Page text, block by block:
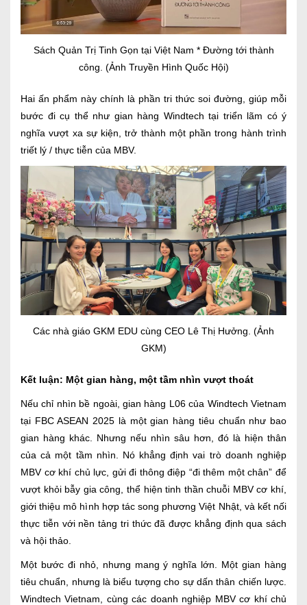
Sách Quản Trị Tinh Gọn tại Việt Nam * Đường tới thành
công. (Ảnh Truyền Hình Quốc Hội)
Hai ấn phẩm này chính là phần tri thức soi đường, giúp mỗi
bước đi cụ thể như gian hàng Windtech tại triển lãm có ý
nghĩa vượt xa sự kiện, trở thành một phần trong hành trình
triết lý / thực tiễn của MBV.
Các nhà giáo GKM EDU cùng CEO Lê Thị Hưởng. (Ảnh
GKM)
Kết luận: Một gian hàng, một tầm nhìn vượt thoát
Nếu chỉ nhìn bề ngoài, gian hàng L06 của Windtech Vietnam
tại FBC ASEAN 2025 là một gian hàng tiêu chuẩn như bao
gian hàng khác. Nhưng nếu nhìn sâu hơn, đó là hiện thân
của cả một tầm nhìn. Nó khẳng định vai trò doanh nghiệp
MBV cơ khí chủ lực, gửi đi thông điệp “đi thêm một chân” để
vượt khỏi bẫy gia công, thể hiện tinh thần chuỗi MBV cơ khí,
giới thiệu mô hình hợp tác song phương Việt Nhật, và kết nối
thực tiễn với nền tảng tri thức đã được khẳng định qua sách
và hội thảo.
Một bước đi nhỏ, nhưng mang ý nghĩa lớn. Một gian hàng
tiêu chuẩn, nhưng là biểu tượng cho sự dấn thân chiến lược.
Windtech Vietnam, cùng các doanh nghiệp MBV cơ khí chủ